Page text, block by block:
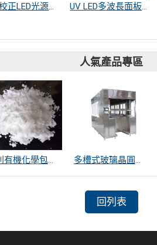
CMOS 校正LED光源系統 UV LED多波長面板曝光機節能光源系統
人氣產品專區
專利有機化學包覆SiO2遠紅外線散熱粒子 多槽式玻璃晶圓清洗機
回列表